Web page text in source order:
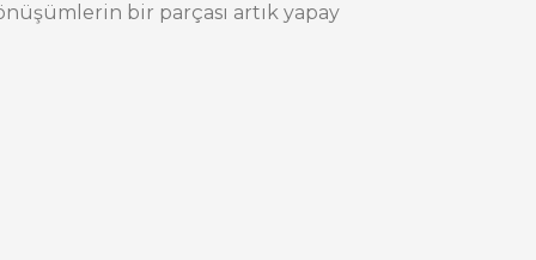
bir parçası artık yapay